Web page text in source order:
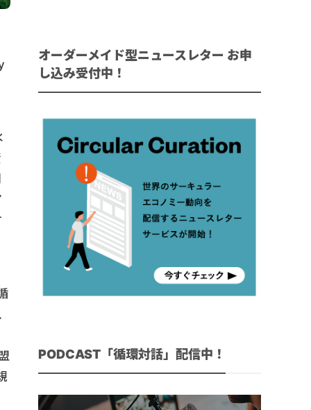
オーダーメイド型ニュースレター お申
し込み受付中！
PODCAST「循環対話」配信中！